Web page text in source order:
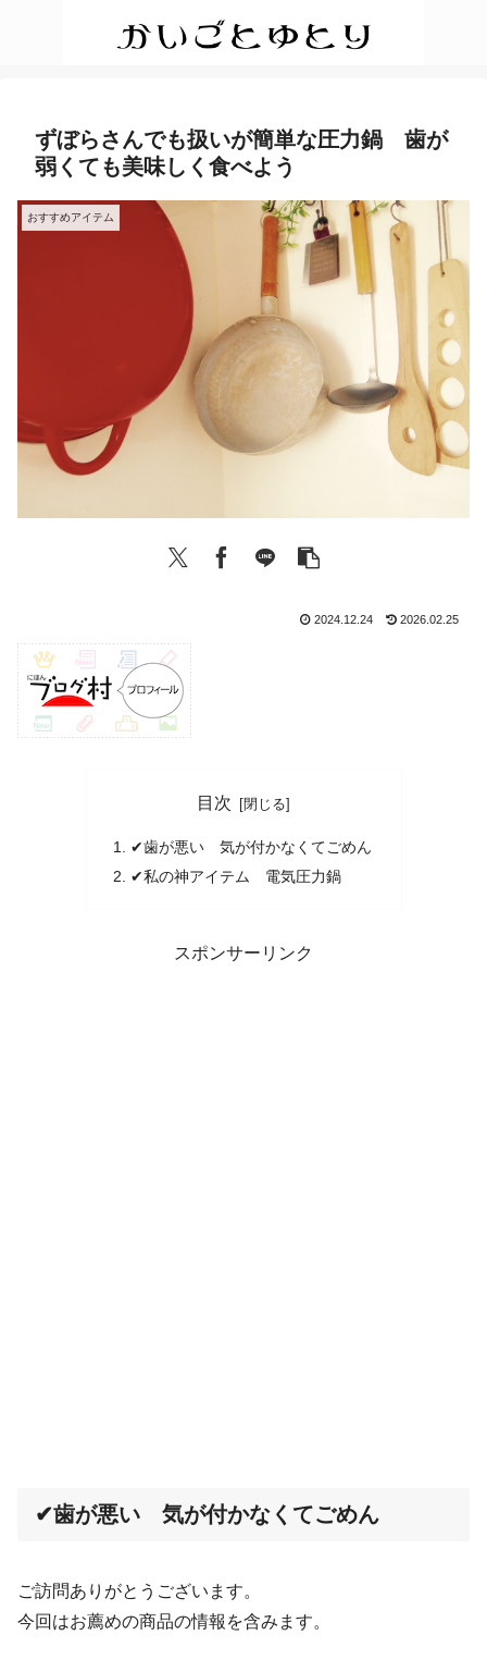
ずぼらさんでも扱いが簡単な圧力鍋 歯が
弱くても美味しく食べよう
おすすめアイテム
2024.12.24 2026.02.25
目次
✔歯が悪い 気が付かなくてごめん
✔私の神アイテム 電気圧力鍋
スポンサーリンク
✔歯が悪い 気が付かなくてごめん
ご訪問ありがとうございます。
今回はお薦めの商品の情報を含みます。